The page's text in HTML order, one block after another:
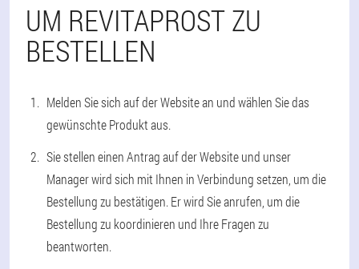
UM REVITAPROST ZU
BESTELLEN
Melden Sie sich auf der Website an und wählen Sie das
gewünschte Produkt aus.
Sie stellen einen Antrag auf der Website und unser
Manager wird sich mit Ihnen in Verbindung setzen, um die
Bestellung zu bestätigen. Er wird Sie anrufen, um die
Bestellung zu koordinieren und Ihre Fragen zu
beantworten.